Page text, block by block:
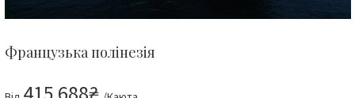
Французька полінезія
415 688₴